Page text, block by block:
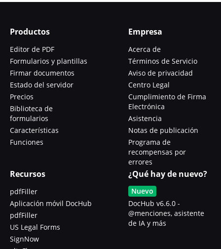
Productos
Editor de PDF
Formularios y plantillas
Firmar documentos
Estado del servidor
Precios
Biblioteca de
formularios
Características
Funciones
Empresa
Acerca de
Términos de Servicio
Aviso de privacidad
Centro Legal
Cumplimiento de Firma
Electrónica
Asistencia
Notas de publicación
Programa de
recompensas por
errores
Recursos
pdfFiller
Aplicación móvil DocHub
pdfFiller
US Legal Forms
SignNow
¿Qué hay de nuevo?
Nuevo
DocHub v6.6.0 -
@menciones, asistente
de IA y más